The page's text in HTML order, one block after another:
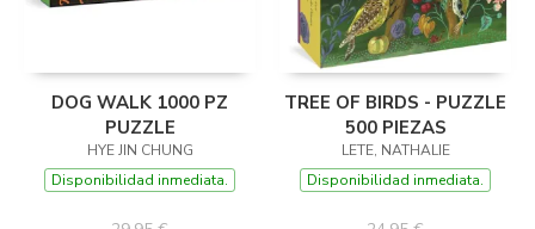
DOG WALK 1000 PZ
PUZZLE
HYE JIN CHUNG
Disponibilidad inmediata.
TREE OF BIRDS - PUZZLE
500 PIEZAS
LETE, NATHALIE
Disponibilidad inmediata.